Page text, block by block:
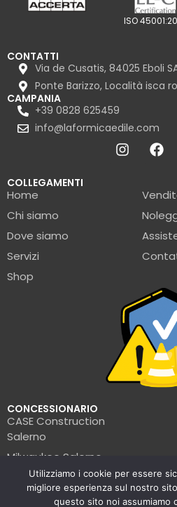
ISO
CONTATTI
Via de Cusatis, 84025 Eboli
Ponte Barizzo, Località isca
CAMPANIA
+39 0828 625459
info@laformicaedile.com
COLLEGAMENTI
Home
Chi siamo
Dove siamo
Servizi
Shop
CONCESSIONARIO
CASE Construction
Salerno
Milwaukee Salerno
Turbosol Salerno
Pramac Salerno
Utilizziamo i cookie per essere
migliore esperienza sul nostro
questo sito noi assumiamo